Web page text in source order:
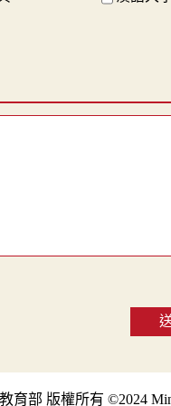
育部 版權所有 ©2024